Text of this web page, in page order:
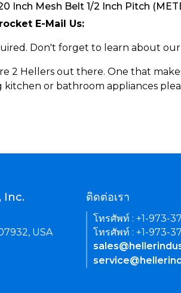
Inch Mesh Belt 1/2 Inch Pitch
E-Mail Us:
Don't forget to learn about
2 Hellers out there. One that
kitchen or bathroom appliances
Inc.
USA
ติดต่อเรา
โทรศัพท์ : +1-973-
โทรศัพท์ : +1-973-